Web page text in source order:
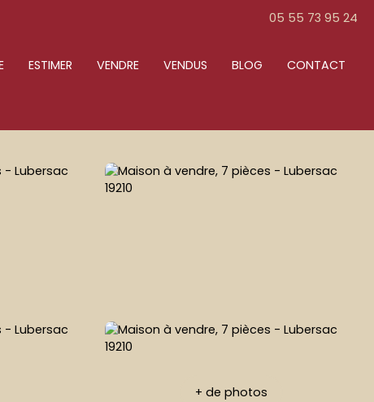
05 55 73 95 24
ESTIMER VENDRE VENDUS BLOG CONTACT
+ de photos